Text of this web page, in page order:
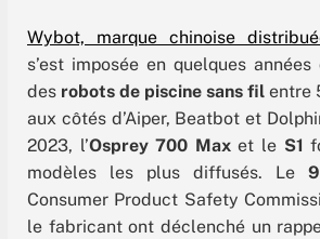
Wybot, marque chinoise
s’est imposée en quelques
des robots de piscine sans fil entre
aux côtés d’Aiper, Beatbot et
2023, l’Osprey 700 Maxet le S1
modèles les plus diffusés. Le
Consumer Product Safety
le fabricant ont déclenché un